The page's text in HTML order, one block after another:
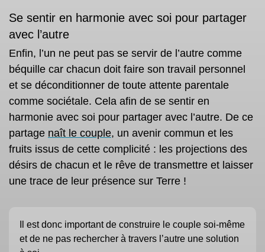
Se sentir en harmonie avec soi pour partager
avec l’autre
Enfin, l’un ne peut pas se servir de l’autre comme
béquille car chacun doit faire son travail personnel
et se déconditionner de toute attente parentale
comme sociétale. Cela afin de se sentir en
harmonie avec soi pour partager avec l’autre. De ce
partage naît le couple, un avenir commun et les
fruits issus de cette complicité : les projections des
désirs de chacun et le rêve de transmettre et laisser
une trace de leur présence sur Terre !
Il est donc important de construire le couple soi-même
et de ne pas rechercher à travers l’autre une solution